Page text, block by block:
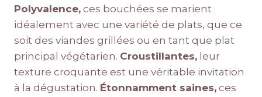
Polyvalence, ces bouchées se marient
idéalement avec une variété de plats, que ce
soit des viandes grillées ou en tant que plat
principal végétarien. Croustillantes, leur
texture croquante est une véritable invitation
à la dégustation. Étonnamment saines, ces